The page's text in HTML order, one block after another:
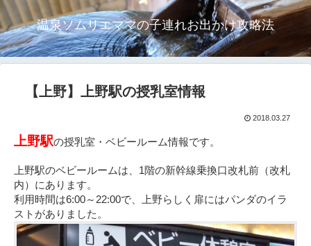
温泉ソムリエママの子連れお出かけ攻略法
【上野】上野駅の授乳室情報
2018.03.27
上野駅の授乳室・ベビールーム情報です。
上野駅のベビールームは、1階の新幹線乗換口改札前（改札
内）にあります。
利用時間は6:00～22:00で、上野らしく扉にはパンダのイラ
ストがありました。